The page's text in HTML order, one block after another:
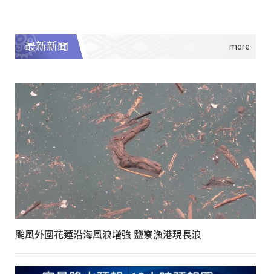
最新新聞
颱風外圍花蓮沿海風浪增強 鹽寮漁港現長浪